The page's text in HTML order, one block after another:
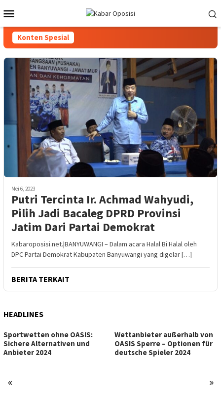
ke
kontenMobile
Konten Spesial
Mei 6, 2023
Putri Tercinta Ir. Achmad Wahyudi,
Pilih Jadi Bacaleg DPRD Provinsi
Jatim Dari Partai Demokrat
Kabaroposisi.net.|BANYUWANGI – Dalam acara Halal Bi Halal oleh
DPC Partai Demokrat Kabupaten Banyuwangi yang digelar […]
BERITA TERKAIT
HEADLINES
« »
Sportwetten ohne OASIS:
Sichere Alternativen und
Anbieter 2024
Wettanbieter außerhalb von
OASIS Sperre – Optionen für
deutsche Spieler 2024